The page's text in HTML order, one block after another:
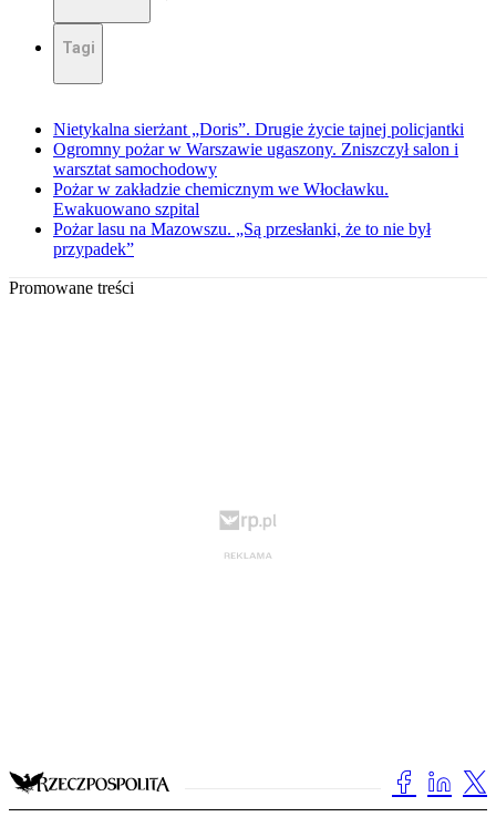
Tagi
Nietykalna sierżant „Doris”. Drugie życie tajnej policjantki
Ogromny pożar w Warszawie ugaszony. Zniszczył salon i
warsztat samochodowy
Pożar w zakładzie chemicznym we Włocławku.
Ewakuowano szpital
Pożar lasu na Mazowszu. „Są przesłanki, że to nie był
przypadek”
Promowane treści